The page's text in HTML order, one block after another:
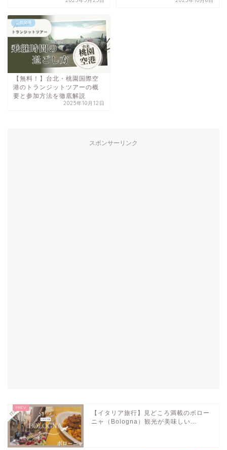
公共交通
【無料！】台北・桃園国際空
港のトランジットツアーの概
要と参加方法を徹底解説
2025年10月12日
スポンサーリンク
【イタリア旅行】見どころ満載のボロー
ニャ（Bologna）観光が美味しい...